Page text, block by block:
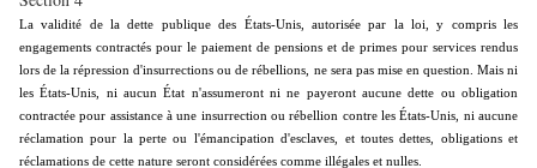
La validité de la dette publique des États-Unis, autorisée par la loi, y compris les
engagements contractés pour le paiement de pensions et de primes pour services rendus
lors de la répression d'insurrections ou de rébellions, ne sera pas mise en question. Mais ni
les États-Unis, ni aucun État n'assumeront ni ne payeront aucune dette ou obligation
contractée pour assistance à une insurrection ou rébellion contre les États-Unis, ni aucune
réclamation pour la perte ou l'émancipation d'esclaves, et toutes dettes, obligations et
réclamations de cette nature seront considérées comme illégales et nulles.